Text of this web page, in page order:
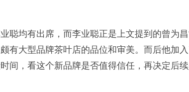
聪均有出席，而李业聪正是上文提到的曾为
有大型品牌茶叶店的品位和审美。而后他加
间，看这个新品牌是否值得信任，再决定后